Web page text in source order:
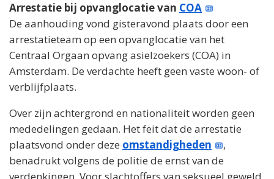
Arrestatie bij opvanglocatie van COA
De aanhouding vond gisteravond plaats door een
arrestatieteam op een opvanglocatie van het
Centraal Orgaan opvang asielzoekers (COA) in
Amsterdam. De verdachte heeft geen vaste woon- of
verblijfplaats.
Over zijn achtergrond en nationaliteit worden geen
mededelingen gedaan. Het feit dat de arrestatie
plaatsvond onder deze omstandigheden
,
benadrukt volgens de politie de ernst van de